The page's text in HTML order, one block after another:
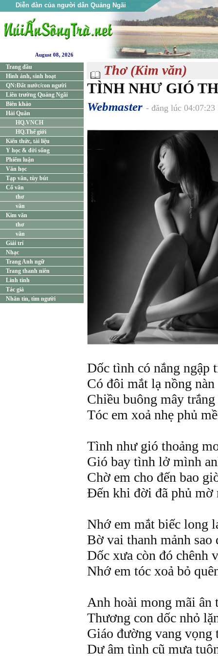
Diễn đàn của người dân Quảng Ngãi
August 08, 2026
Trang đầu
Hình ảnh, sinh hoạt
QN:Đất nước/con người
Liên trường Quảng Ngãi
Biên khảo
Hải Quân
HQ.VNCH
HQ.Thế giới
Kiến thức, tài liệu
Y học & đời sống
Phiếm luận
Văn học
Tạp văn, tùy bút
Cổ văn
thơ
văn
Kim văn
thơ
văn
Giải trí
Nhạc
Trang Anh ngữ
Trang thanh niên
Linh tinh
Tác giả
Nhắn tin, tìm người
Thơ (Kim văn)
TÌNH NHƯ GIÓ
Webmaster - đăng lúc
Dốc tình có nắng ngập
Có đôi mắt lạ nồng nàn
Chiều buông mây
Tóc em xoả nhẹ phủ
Tình như gió thoảng
Gió bay tình lở mình
Chờ em cho đến bao
Đến khi đời đã phủ mờ
Nhớ em mắt biếc long
Bờ vai thanh mảnh sao
Dốc xưa còn đó chênh
Nhớ em tóc xoả bỏ
Anh hoài mong mãi ân
Thương con dốc nhỏ
Giáo đường vang vọng
Dư âm tình cũ mưa